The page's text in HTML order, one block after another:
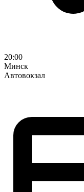
20:00
Минск
Автовокзал